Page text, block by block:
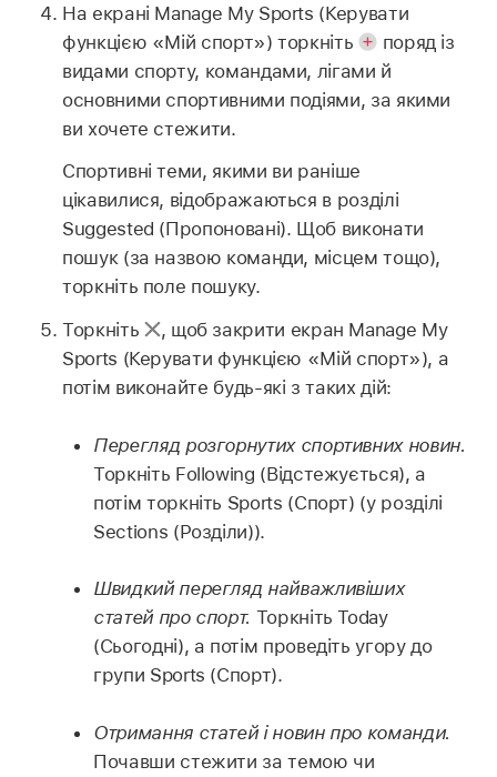
На екрані Manage My Sports (Керувати
функцією «Мій спорт») торкніть
поряд із
видами спорту, командами, лігами й
основними спортивними подіями, за якими
ви хочете стежити.
Спортивні теми, якими ви раніше
цікавилися, відображаються в розділі
Suggested (Пропоновані). Щоб виконати
пошук (за назвою команди, місцем тощо),
торкніть поле пошуку.
Торкніть
, щоб закрити екран Manage My
Sports (Керувати функцією «Мій спорт»), а
потім виконайте будь-які з таких дій:
Перегляд розгорнутих спортивних новин.
Торкніть Following (Відстежується), а
потім торкніть Sports (Спорт) (у розділі
Sections (Розділи)).
Швидкий перегляд найважливіших
статей про спорт. Торкніть Today
(Сьогодні), а потім проведіть угору до
групи Sports (Спорт).
Отримання статей і новин про команди.
Почавши стежити за темою чи